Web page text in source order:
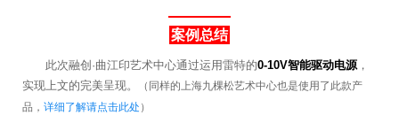
案例总结
此次融创·曲江印艺术中心通过运用雷特的0-10V智能驱动电源 ，
实现上文的完美呈现。
（同样的上海九棵松艺术中心也是使用了此款产
品， 详细了解请点击此处 ）